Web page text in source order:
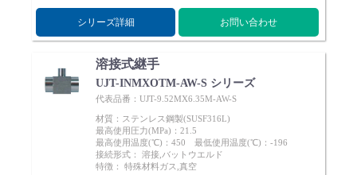
シリーズ詳細 お問い合わせ
溶接式継手
UJT-INMXOTM-AW-S シリーズ
代表品番：UJT-9.52MX6.35M-AW-S
材質：ステンレス鋼製(SUSF316L)
最高使用圧力(MPa)：21.5
最高使用温度(℃)：450 最低使用温度(℃)：-196
接続形式： 溶接,バットウエルド
特徴： 特殊材料ガス,真空